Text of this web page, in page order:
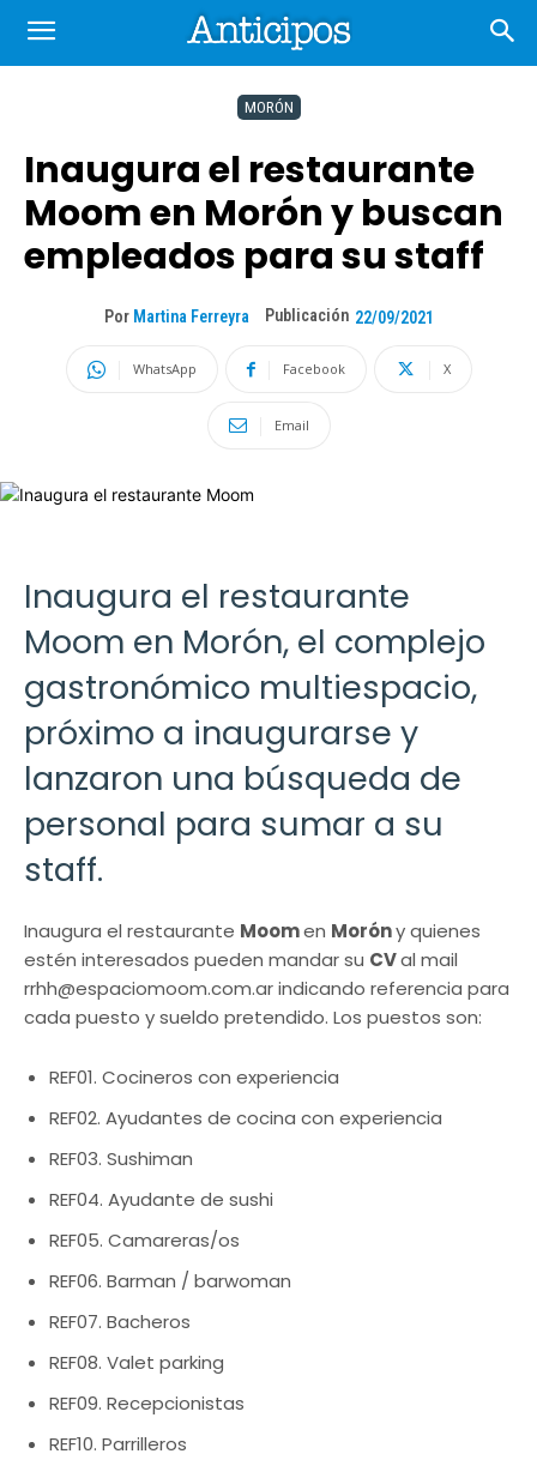
MORÓN
Inaugura el restaurante
Moom en Morón y buscan
empleados para su staff
Por Martina Ferreyra Publicación 22/09/2021
WhatsApp Facebook X
Email
Inaugura el restaurante
Moom en Morón, el complejo
gastronómico multiespacio,
próximo a inaugurarse y
lanzaron una búsqueda de
personal para sumar a su
staff.
Inaugura el restaurante Moomen Moróny quienes
estén interesados pueden mandar su CVal mail
rrhh@espaciomoom.com.arindicando referencia para
cada puesto y sueldo pretendido. Los puestos son:
REF01. Cocineros con experiencia
REF02. Ayudantes de cocina con experiencia
REF03. Sushiman
REF04. Ayudante de sushi
REF05. Camareras/os
REF06. Barman / barwoman
REF07. Bacheros
REF08. Valet parking
REF09. Recepcionistas
REF10. Parrilleros